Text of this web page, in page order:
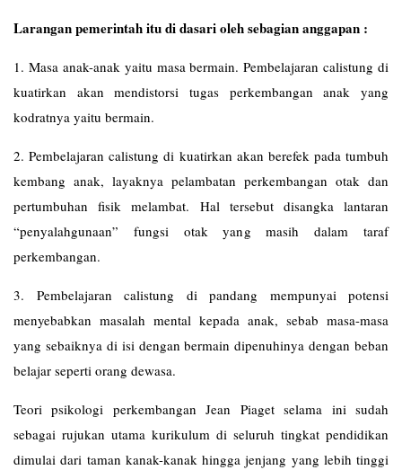
Larangan pemerintah itu di dasari oleh sebagian anggapan :
1. Masa anak-anak yaitu masa bermain. Pembelajaran calistung di
kuatirkan akan mendistorsi tugas perkembangan anak yang
kodratnya yaitu bermain.
2. Pembelajaran calistung di kuatirkan akan berefek pada tumbuh
kembang anak, layaknya pelambatan perkembangan otak dan
pertumbuhan fisik melambat. Hal tersebut disangka lantaran
“penyalahgunaan” fungsi otak yang masih dalam taraf
perkembangan.
3. Pembelajaran calistung di pandang mempunyai potensi
menyebabkan masalah mental kepada anak, sebab masa-masa
yang sebaiknya di isi dengan bermain dipenuhinya dengan beban
belajar seperti orang dewasa.
Teori psikologi perkembangan Jean Piaget selama ini sudah
sebagai rujukan utama kurikulum di seluruh tingkat pendidikan
dimulai dari taman kanak-kanak hingga jenjang yang lebih tinggi